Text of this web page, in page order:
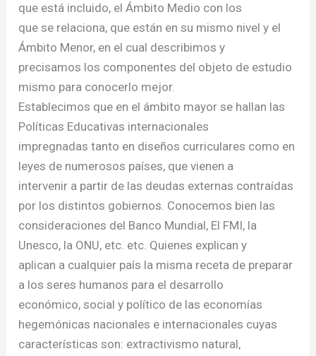
que está incluido, el Ámbito Medio con los
que se relaciona, que están en su mismo nivel y el
Ámbito Menor, en el cual describimos y
precisamos los componentes del objeto de estudio
mismo para conocerlo mejor.
Establecimos que en el ámbito mayor se hallan las
Políticas Educativas internacionales
impregnadas tanto en diseños curriculares como en
leyes de numerosos países, que vienen a
intervenir a partir de las deudas externas contraídas
por los distintos gobiernos. Conocemos bien las
consideraciones del Banco Mundial, El FMI, la
Unesco, la ONU, etc. etc. Quienes explican y
aplican a cualquier país la misma receta de preparar
a los seres humanos para el desarrollo
económico, social y político de las economías
hegemónicas nacionales e internacionales cuyas
características son: extractivismo natural,